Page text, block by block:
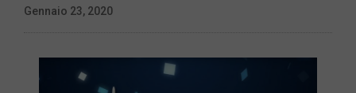
Gennaio 23, 2020